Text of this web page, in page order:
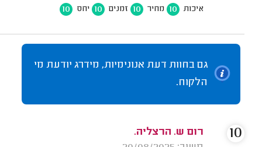
איכות 10 מחיר 10 זמנים 10 יחס 10
גם בחוות דעת אנונימיות, מידרג יודעת מי
הלקוח.
רום ש. הרצליה.
10